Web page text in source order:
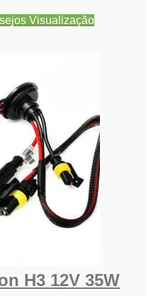
Visualização
H3 12V 35W